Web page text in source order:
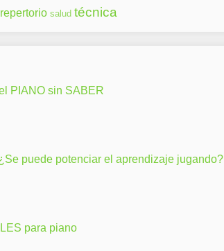
repertorio salud técnica
PIANO sin SABER
puede potenciar el aprendizaje jugando?
para piano